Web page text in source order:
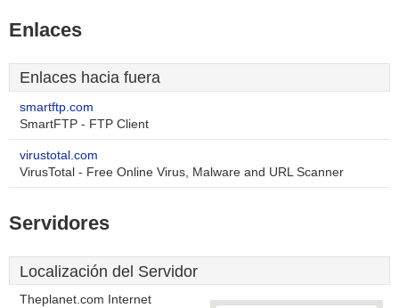
Enlaces
Enlaces hacia fuera
smartftp.com
SmartFTP - FTP Client
virustotal.com
VirusTotal - Free Online Virus, Malware and URL Scanner
Servidores
Localización del Servidor
Theplanet.com Internet